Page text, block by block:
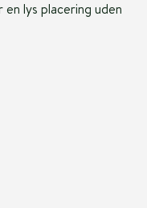
lys placering uden